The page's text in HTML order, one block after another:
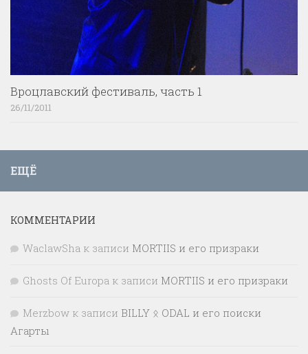
Вроцлавский фестиваль, часть 1
26/11/2011
ЕЩЁ
КОММЕНТАРИИ
WaclawSha к записи MORTIIS и его призраки
Ghosts Of Europa к записи MORTIIS и его призраки
Merzbow к записи BILLY ᛟ ODAL и его поиски
Агарты